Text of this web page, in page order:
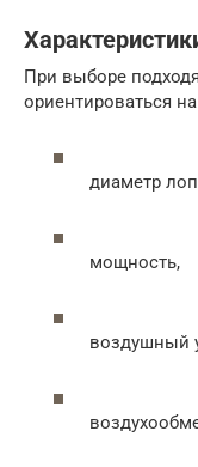
При выборе
ориентироваться
диаметр
мощность,
воздушный